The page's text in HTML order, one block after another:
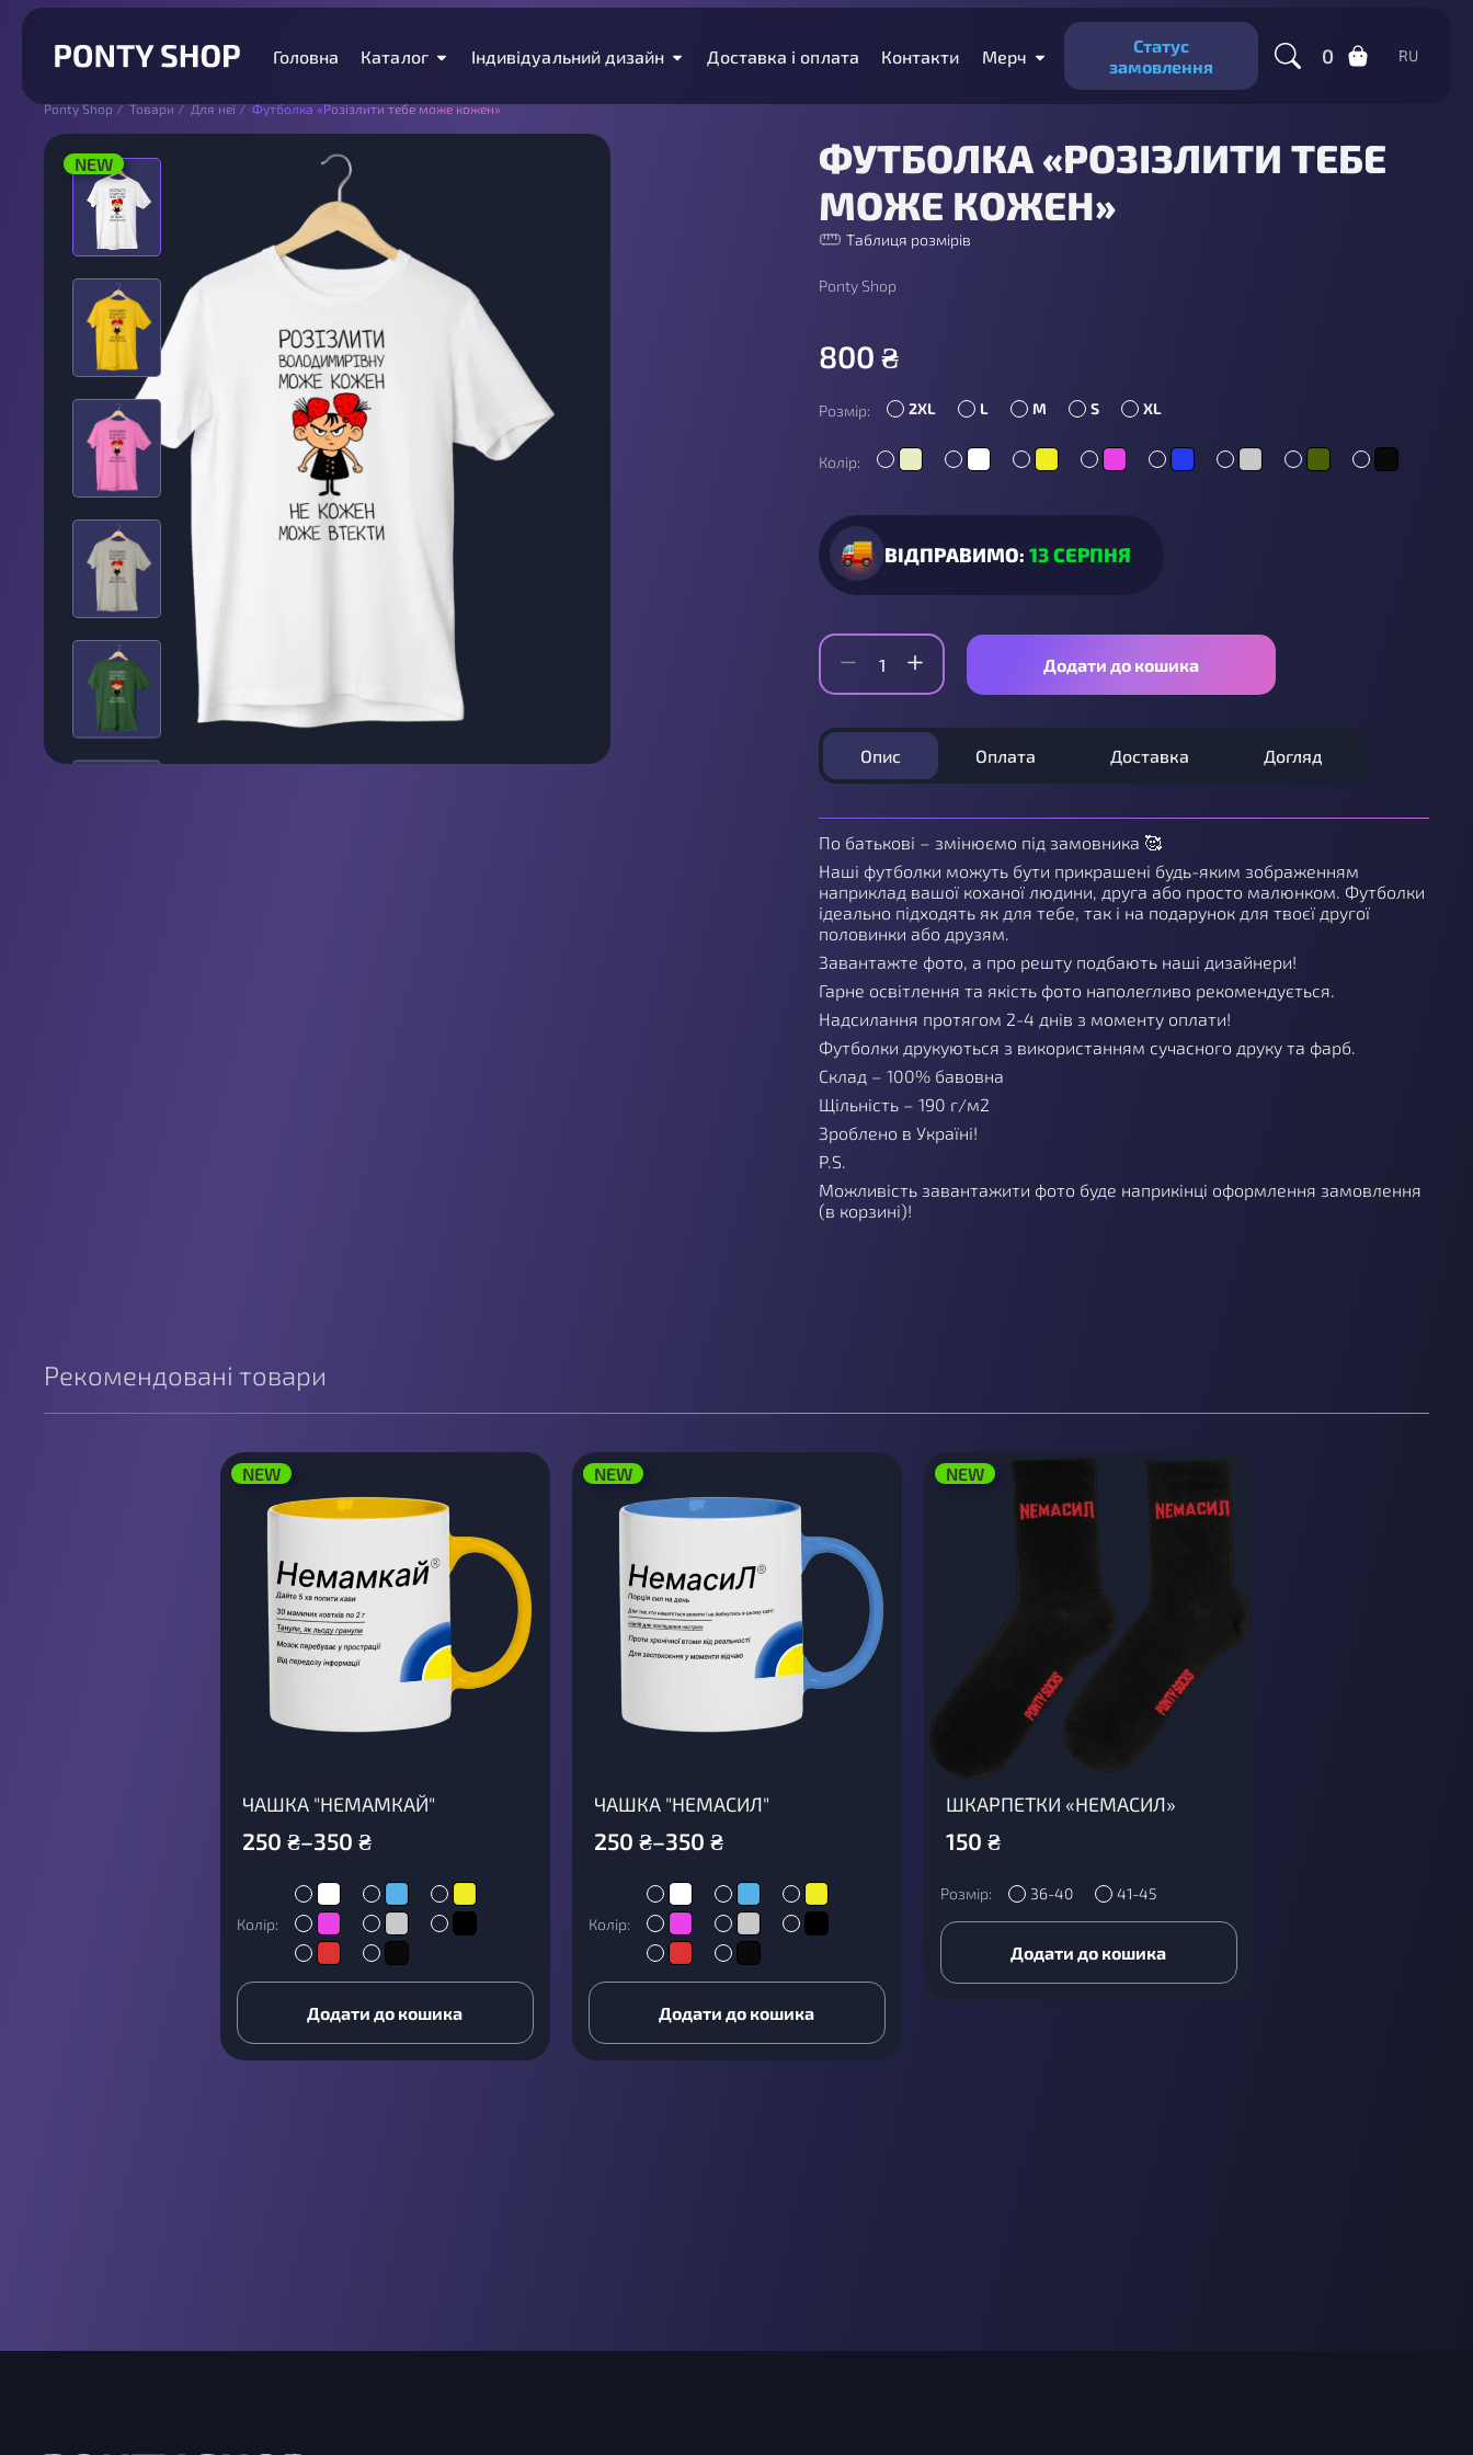
Головна Каталог Індивідуальний дизайн Доставка і оплата Контакти Мерч
Статус
замовлення
0 RU
Ponty Shop/Товари/Для неї/Футболка «Розізлити тебе може кожен»
NEW
ФУТБОЛКА «РОЗІЗЛИТИ ТЕБЕ
МОЖЕ КОЖЕН»
Таблиця розмірів
Ponty Shop
800 ₴
Розмір: 2XL L M S XL
Колір:
ВІДПРАВИМО: 13 СЕРПНЯ
Додати до кошика
Опис Оплата Доставка Догляд
По батькові – змінюємо під замовника 🥰
Наші футболки можуть бути прикрашені будь-яким зображенням
наприклад вашої коханої людини, друга або просто малюнком. Футболки
ідеально підходять як для тебе, так і на подарунок для твоєї другої
половинки або друзям.
Завантажте фото, а про решту подбають наші дизайнери!
Гарне освітлення та якість фото наполегливо рекомендується.
Надсилання протягом 2-4 днів з моменту оплати!
Футболки друкуються з використанням сучасного друку та фарб.
Склад – 100% бавовна
Щільність – 190 г/м2
Зроблено в Україні!
P.S.
Можливість завантажити фото буде наприкінці оформлення замовлення
(в корзині)!
Рекомендовані товари
NEW
ЧАШКА "НЕМАМКАЙ"
250 ₴–350 ₴
Колір:
Додати до кошика
NEW
ЧАШКА "НЕМАСИЛ"
250 ₴–350 ₴
Колір:
Додати до кошика
NEW
ШКАРПЕТКИ «НЕМАСИЛ»
150 ₴
Розмір: 36-40 41-45
Додати до кошика